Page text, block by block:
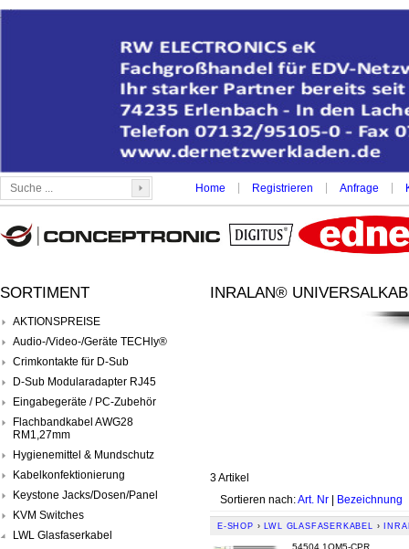
Home Registrieren Anfrage
SORTIMENT
AKTIONSPREISE
Audio-/Video-/Geräte TECHly®
Crimkontakte für D-Sub
D-Sub Modularadapter RJ45
Eingabegeräte / PC-Zubehör
Flachbandkabel AWG28
RM1,27mm
Hygienemittel & Mundschutz
Kabelkonfektionierung
Keystone Jacks/Dosen/Panel
KVM Switches
LWL Glasfaserkabel
INRALAN®
3 Artikel
Sortieren nach:Art. Nr | Bezeichnung
E-SHOP › LWL GLASFASERKABEL ›
54504.1OM5-CPR